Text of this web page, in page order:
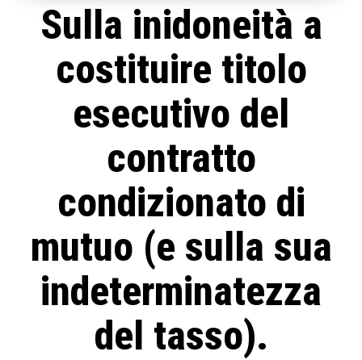
Sulla inidoneità a
costituire titolo
esecutivo del
contratto
condizionato di
mutuo (e sulla sua
indeterminatezza
del tasso).